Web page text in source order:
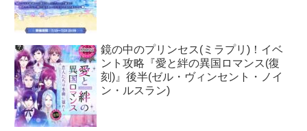
鏡の中のプリンセス(ミラプリ)！イベ
ント攻略『愛と絆の異国ロマンス(復
刻)』後半(ゼル・ヴィンセント・ノイ
ン・ルスラン)